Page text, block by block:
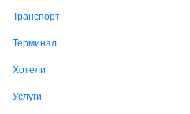
Транспорт
Терминал
Хотели
Услуги